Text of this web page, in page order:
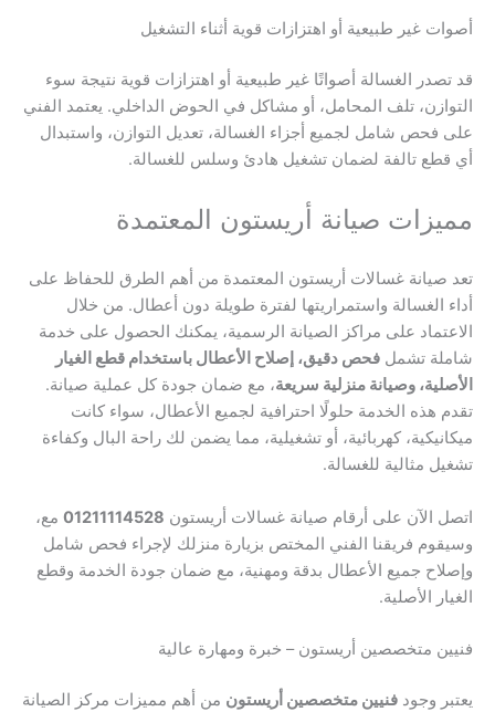
أصوات غير طبيعية أو اهتزازات قوية أثناء التشغيل
قد تصدر الغسالة أصواتًا غير طبيعية أو اهتزازات قوية نتيجة سوء
التوازن، تلف المحامل، أو مشاكل في الحوض الداخلي. يعتمد الفني
على فحص شامل لجميع أجزاء الغسالة، تعديل التوازن، واستبدال
أي قطع تالفة لضمان تشغيل هادئ وسلس للغسالة.
مميزات صيانة أريستون المعتمدة
تعد صيانة غسالات أريستون المعتمدة من أهم الطرق للحفاظ على
أداء الغسالة واستمراريتها لفترة طويلة دون أعطال. من خلال
الاعتماد على مراكز الصيانة الرسمية، يمكنك الحصول على خدمة
شاملة تشمل فحص دقيق، إصلاح الأعطال باستخدام قطع الغيار
الأصلية، وصيانة منزلية سريعة، مع ضمان جودة كل عملية صيانة.
تقدم هذه الخدمة حلولًا احترافية لجميع الأعطال، سواء كانت
ميكانيكية، كهربائية، أو تشغيلية، مما يضمن لك راحة البال وكفاءة
تشغيل مثالية للغسالة.
اتصل الآن على أرقام صيانة غسالات أريستون 01211114528 مع،
وسيقوم فريقنا الفني المختص بزيارة منزلك لإجراء فحص شامل
وإصلاح جميع الأعطال بدقة ومهنية، مع ضمان جودة الخدمة وقطع
الغيار الأصلية.
فنيين متخصصين أريستون – خبرة ومهارة عالية
يعتبر وجود فنيين متخصصين أريستون من أهم مميزات مركز الصيانة